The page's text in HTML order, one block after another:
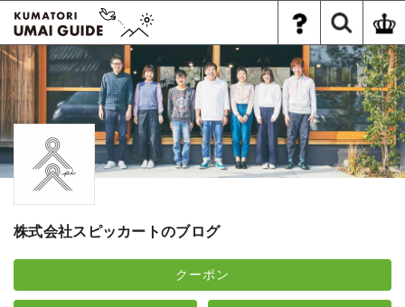
株式会社スピッカートのブログ
クーポン